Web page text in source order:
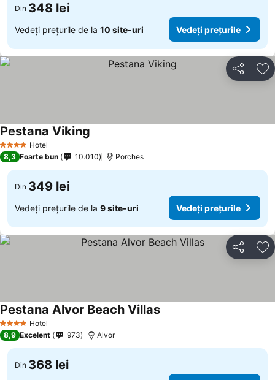
Din 348 lei
Vedeți prețurile de la 10 site-uri Vedeți prețurile
Distribuiți
4 Stele Hotel
Pestana Viking
8,3 Foarte bun 10.010 Porches
Din 349 lei
Vedeți prețurile de la 9 site-uri Vedeți prețurile
Distribuiți
4 Stele Hotel
Pestana Alvor Beach Villas
8,9 Excelent 973 Alvor
Din 368 lei